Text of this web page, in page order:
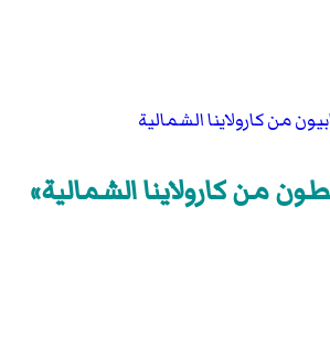
من كارولاينا الشمالية
من كارولاينا الشمالية»